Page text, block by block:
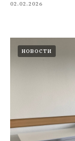
02.02.2026
НОВОСТИ